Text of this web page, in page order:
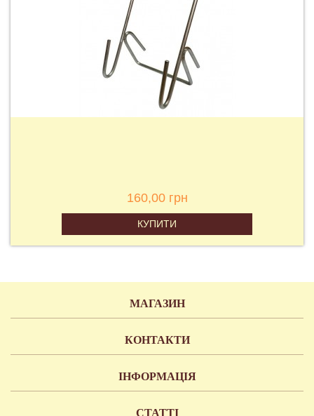
160,00 грн
КУПИТИ
МАГАЗИН
КОНТАКТИ
ІНФОРМАЦІЯ
СТАТТІ